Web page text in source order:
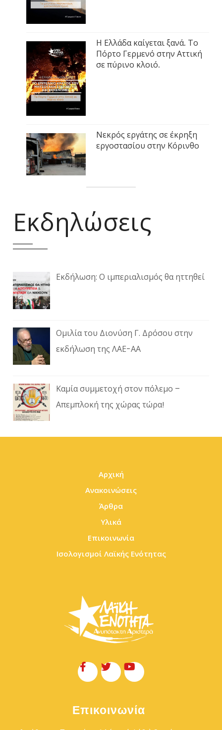
Η Ελλάδα καίγεται ξανά. Το
Πόρτο Γερμενό στην Αττική
σε πύρινο κλοιό.
Νεκρός εργάτης σε έκρηξη
εργοστασίου στην Κόρινθο
Εκδηλώσεις
Εκδήλωση: Ο ιμπεριαλισμός θα ηττηθεί
Ομιλία του Διονύση Γ. Δρόσου στην
εκδήλωση της ΛΑΕ-ΑΑ
Καμία συμμετοχή στον πόλεμο –
Απεμπλοκή της χώρας τώρα!
Αρχική
Ανακοινώσεις
Άρθρα
Υλικά
Επικοινωνία
Ισολογισμοί Λαϊκής Ενότητας
Επικοινωνία